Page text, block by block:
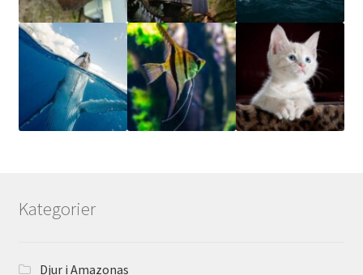
Kategorier
Djur i Amazonas